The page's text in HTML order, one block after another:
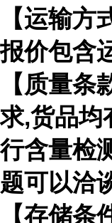
【运输
报价包含
【质量
求,货品均
行含量检
题可以洽
【存储条